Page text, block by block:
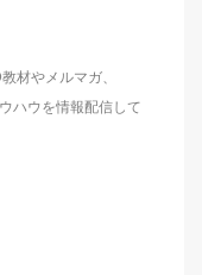
材やメルマガ、
ハウを情報配信して